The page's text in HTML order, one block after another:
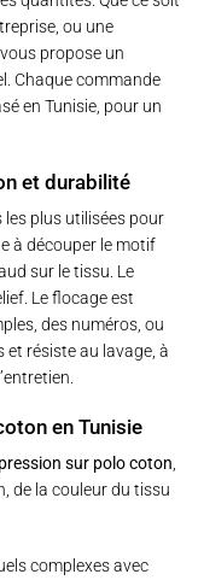
ou une
propose un
Chaque commande
en Tunisie, pour un
et durabilité
les plus utilisées pour
à découper le motif
sur le tissu. Le
Le flocage est
des numéros, ou
résiste au lavage, à
en Tunisie
sur polo coton
de la couleur du tissu
complexes avec